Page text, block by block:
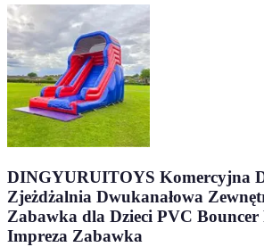
DINGYURUITOYS Komercyjna
Zjeżdżalnia Dwukanałowa
Zabawka dla Dzieci PVC
Impreza Zabawka